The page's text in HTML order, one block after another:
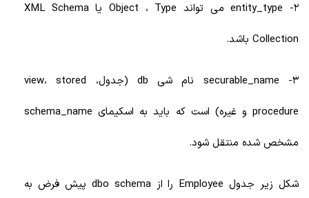
2- entity_type می تواند Object ، Type یا XML Schema
Collection باشد.
3- securable_name نام شی db (جدول، view، stored
procedure و غیره) است که باید به اسکیمای schema_name
مشخص شده منتقل شود.
شکل زیر جدول Employee را از dbo schema پیش فرض به